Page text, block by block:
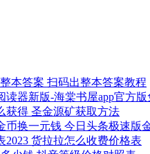
本答案 扫码出整本答案教程
器新版-海棠书屋app官方版
获得 圣金源矿获取方法
币换一元钱 今日头条极速版
2023 货拉拉怎么收费价格表